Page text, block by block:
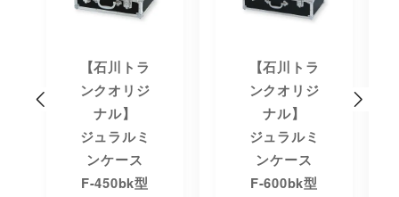
【石川トラ
ンクオリジ
ナル】
ジュラルミ
ンケース
F-450bk型
【石川トラ
ンクオリジ
ナル】
ジュラルミ
ンケース
F-600bk型